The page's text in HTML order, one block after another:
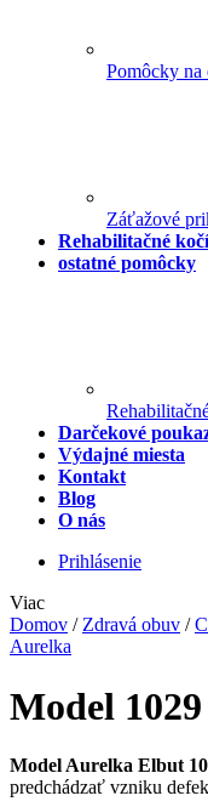
Pomôcky na
Záťažové
Rehabilitačné
ostatné pomôcky
Darčekové
Výdajné miesta
Kontakt
Blog
O nás
Prihlásenie
Viac
Domov / Zdravá obuv /
Aurelka
Model
Model Aurelka Elbut
predchádzať vzniku